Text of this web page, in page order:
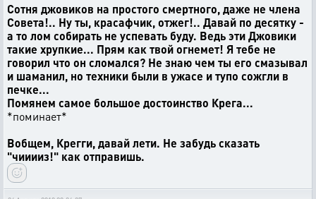
Сотня джовиков на простого смертного, даже не члена
Совета!.. Ну ты, красафчик, отжег!.. Давай по десятку -
а то лом собирать не успевать буду. Ведь эти Джовики
такие хрупкие... Прям как твой огнемет! Я тебе не
говорил что он сломался? Не знаю чем ты его смазывал
и шаманил, но техники были в ужасе и тупо сожгли в
печке...
Помянем самое большое достоинство Крега...
*поминает*
Вобщем, Крегги, давай лети. Не забудь сказать
"чииииз!" как отправишь.